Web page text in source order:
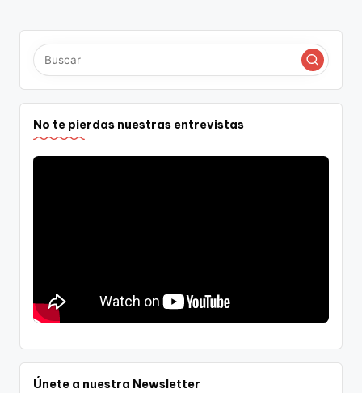
No te pierdas nuestras entrevistas
Únete a nuestra Newsletter